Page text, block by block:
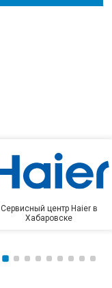
Сервисный центр Haier в
Хабаровске